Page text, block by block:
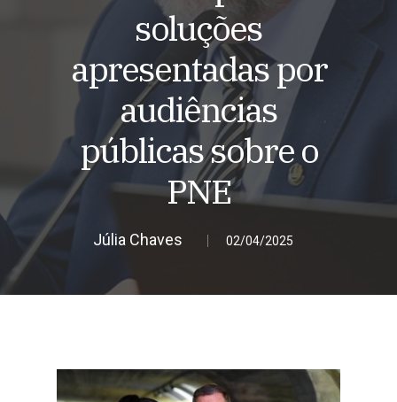
soluções
apresentadas por
audiências
públicas sobre o
PNE
Júlia Chaves 02/04/2025